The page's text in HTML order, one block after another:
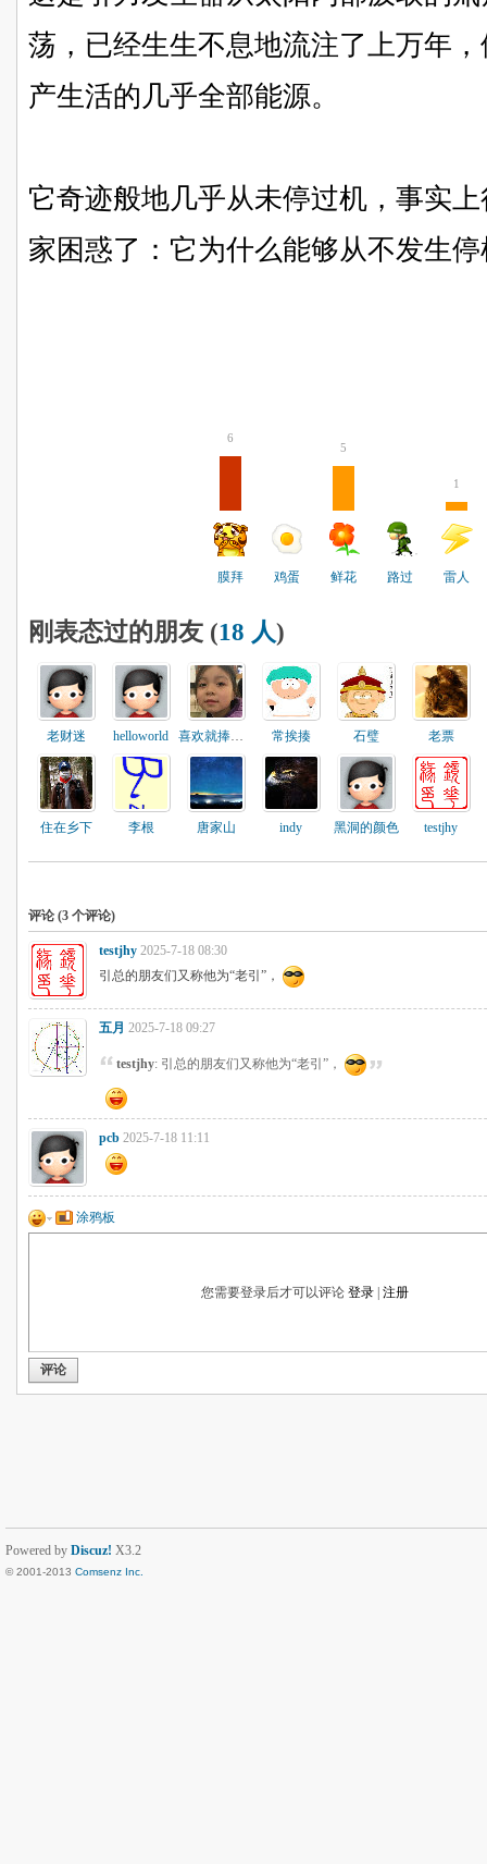
荡，已经生生不息地流注了上万年
产生活的几乎全部能源。
它奇迹般地几乎从未停过机，事实
家困惑了：它为什么能够从不发生
6
膜拜 鸡蛋
5
鲜花 路过
1
雷人
刚表态过的朋友 (18 人)
老财迷 helloworld 喜欢就捧捧场 常挨揍 石璧 老票
住在乡下 李根 唐家山 indy 黑洞的颜色 testjhy
评论 (3 个评论)
testjhy 2025-7-18 08:30
引总的朋友们又称他为“老引”，
五月 2025-7-18 09:27
testjhy: 引总的朋友们又称他为“老引”，
pcb 2025-7-18 11:11
涂鸦板
您需要登录后才可以评论 登录| 注册
评论
Powered by Discuz! X3.2
© 2001-2013 Comsenz Inc.